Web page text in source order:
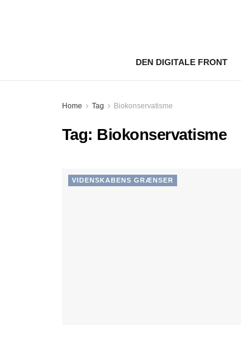
DEN DIGITALE FRONT
Home Tag Biokonservatisme
Tag: Biokonservatisme
VIDENSKABENS GRÆNSER